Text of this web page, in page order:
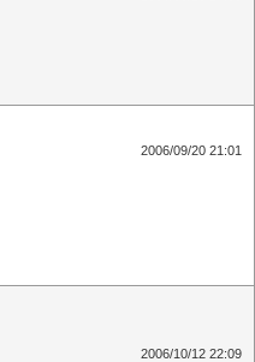
2006/09/20 21:01
2006/10/12 22:09